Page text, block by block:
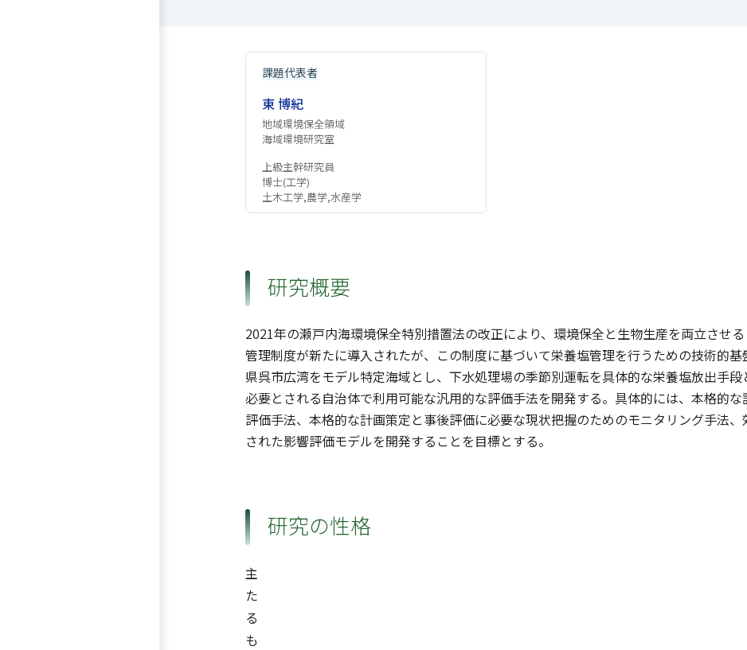
課題代表者
東 博紀
地域環境保全領域
海域環境研究室
上級主幹研究員
博士(工学)
土木工学,農学,水産学
研究概要
2021年の瀬戸内海環境保全特別措置法の改正により、環境保全と生物生産を両立させ
管理制度が新たに導入されたが、この制度に基づいて栄養塩管理を行うための技術的
県呉市広湾をモデル特定海域とし、下水処理場の季節別運転を具体的な栄養塩放出手
必要とされる自治体で利用可能な汎用的な評価手法を開発する。具体的には、本格的
評価手法、本格的な計画策定と事後評価に必要な現状把握のためのモニタリング手法
された影響評価モデルを開発することを目標とする。
研究の性格
主
た
る
も